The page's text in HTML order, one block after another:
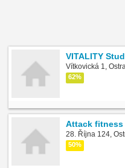
VITALITY
Vítkovická 1,
62%
Attack
28. Října 124,
50%